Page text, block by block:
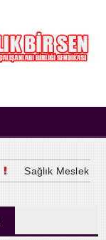
Sağlık Meslek